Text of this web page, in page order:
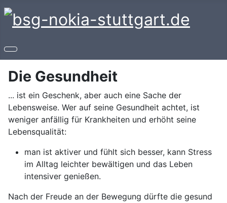
Die Gesundheit
... ist ein Geschenk, aber auch eine Sache der
Lebensweise. Wer auf seine Gesundheit achtet, ist
weniger anfällig für Krankheiten und erhöht seine
Lebensqualität:
man ist aktiver und fühlt sich besser, kann Stress
im Alltag leichter bewältigen und das Leben
intensiver genießen.
Nach der Freude an der Bewegung dürfte die gesund